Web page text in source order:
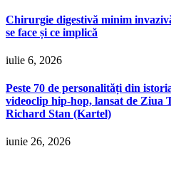
Chirurgie digestivă minim
se face și ce implică
iulie 6, 2026
Peste 70 de personalități din
videoclip hip-hop, lansat de Ziua
Richard Stan (Kartel)
iunie 26, 2026